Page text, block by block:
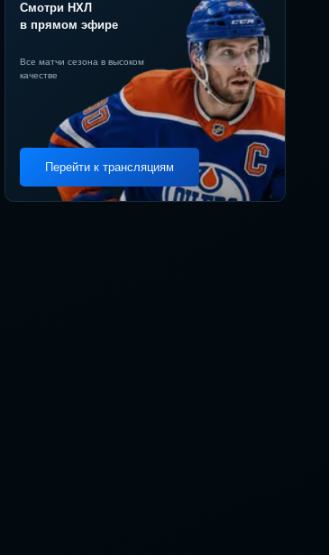
Смотри НХЛ
в прямом эфире
Все матчи сезона в высоком
качестве
Перейти к трансляциям